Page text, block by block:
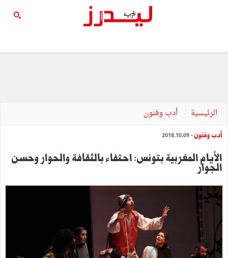
الرئيسية أدب وفنون
أدب وفنون- 2018.10.09
الأيام المغربية بتونس: احتفاء بالثقافة والحوار وحسن
الجوار